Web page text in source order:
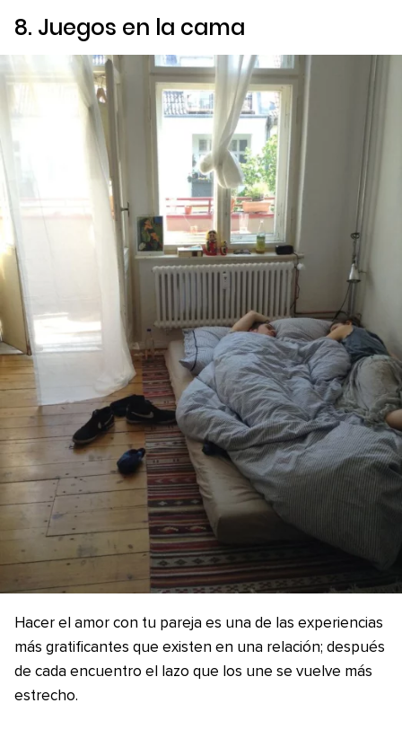
8. Juegos en la cama
Hacer el amor con tu pareja es una de las experiencias
más gratificantes que existen en una relación; después
de cada encuentro el lazo que los une se vuelve más
estrecho.